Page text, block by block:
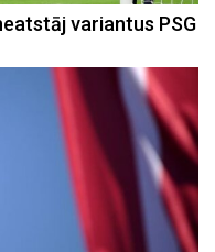
variantus PSG